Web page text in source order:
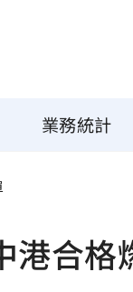
業務統計
港合格